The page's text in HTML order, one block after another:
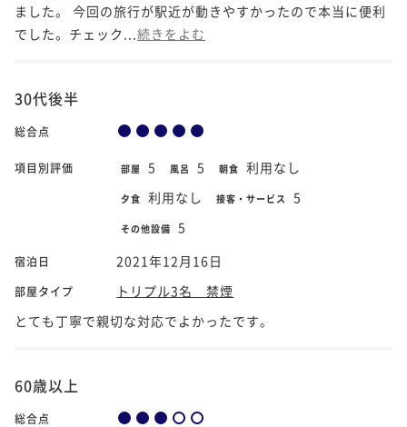
ました。 今回の旅行が駅近が動きやすかったので本当に便利
でした。チェック... 続きをよむ
30代後半
総合点
項目別評価 部屋 5 風呂 5 朝食 利用なし
夕食 利用なし 接客・サービス 5
その他設備 5
宿泊日 2021年12月16日
部屋タイプ
トリプル3名 禁煙
とても丁寧で親切な対応でよかったです。
60歳以上
総合点